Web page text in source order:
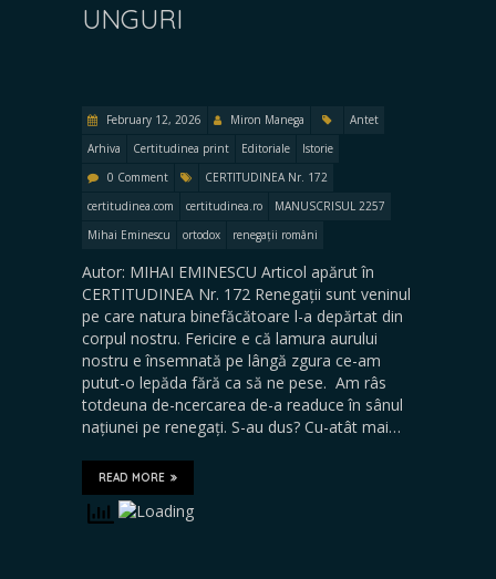
UNGURI
February 12, 2026 Miron Manega
Antet
Arhiva
Certitudinea print Editoriale
Istorie
0 Comment
CERTITUDINEA Nr. 172
certitudinea.com
certitudinea.ro
MANUSCRISUL 2257
Mihai Eminescu
ortodox renegații români
Autor: MIHAI EMINESCU Articol apărut în
CERTITUDINEA Nr. 172 Renegații sunt veninul
pe care natura binefăcătoare l-a depărtat din
corpul nostru. Fericire e că lamura aurului
nostru e însemnată pe lângă zgura ce-am
putut-o lepăda fără ca să ne pese. Am râs
totdeuna de-ncercarea de-a readuce în sânul
națiunei pe renegați. S-au dus? Cu-atât mai…
READ MORE